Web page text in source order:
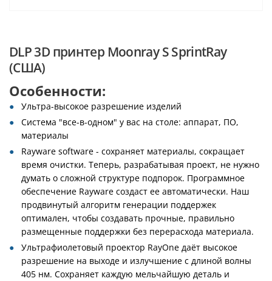
DLP 3D принтер Moonray S SprintRay
(США)
Особенности:
Ультра-высокое разрешение изделий
Система "все-в-одном" у вас на столе: аппарат, ПО,
материалы
Rayware software - сохраняет материалы, сокращает
время очистки. Теперь, разрабатывая проект, не нужно
думать о сложной структуре подпорок. Программное
обеспечение Rayware создаст ее автоматически. Наш
продвинутый алгоритм генерации поддержек
оптимален, чтобы создавать прочные, правильно
размещенные поддержки без перерасхода материала.
Ультрафиолетовый проектор RayOne даёт высокое
разрешение на выходе и излучшение с длиной волны
405 нм. Сохраняет каждую мельчайшую деталь и